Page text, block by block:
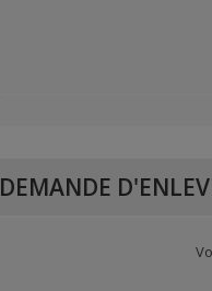
DEMANDE